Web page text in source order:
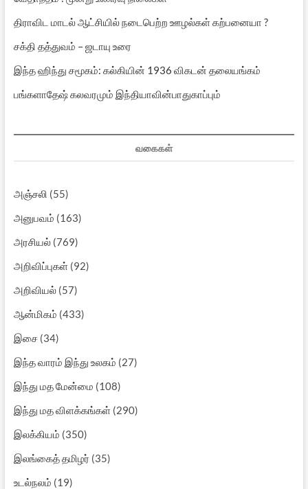
திராவிட மாடல் ஆட்சியில் நடைபெற்ற ஊழல்கள் கற்பனையா ?
சக்தி தத்துவம் – ஜடாயு உரை
இந்த ஹிந்து சமூகம்: கல்கியின் 1936 விகடன் தலையங்கம்
பங்களாதேஷ் கலவரமும் இந்தியாவின்பாதுகாப்பும்
வகைகள்
அஞ்சலி (55)
அனுபவம் (163)
அரசியல்(769)
அறிவிப்புகள்(92)
அறிவியல்(57)
ஆன்மிகம் (433)
இசை(34)
இந்த வாரம் இந்து உலகம் (27)
இந்து மத மேன்மை (108)
இந்து மத விளக்கங்கள்(290)
இலக்கியம் (350)
இலங்கைத் தமிழர் (35)
உடல்நலம் (19)